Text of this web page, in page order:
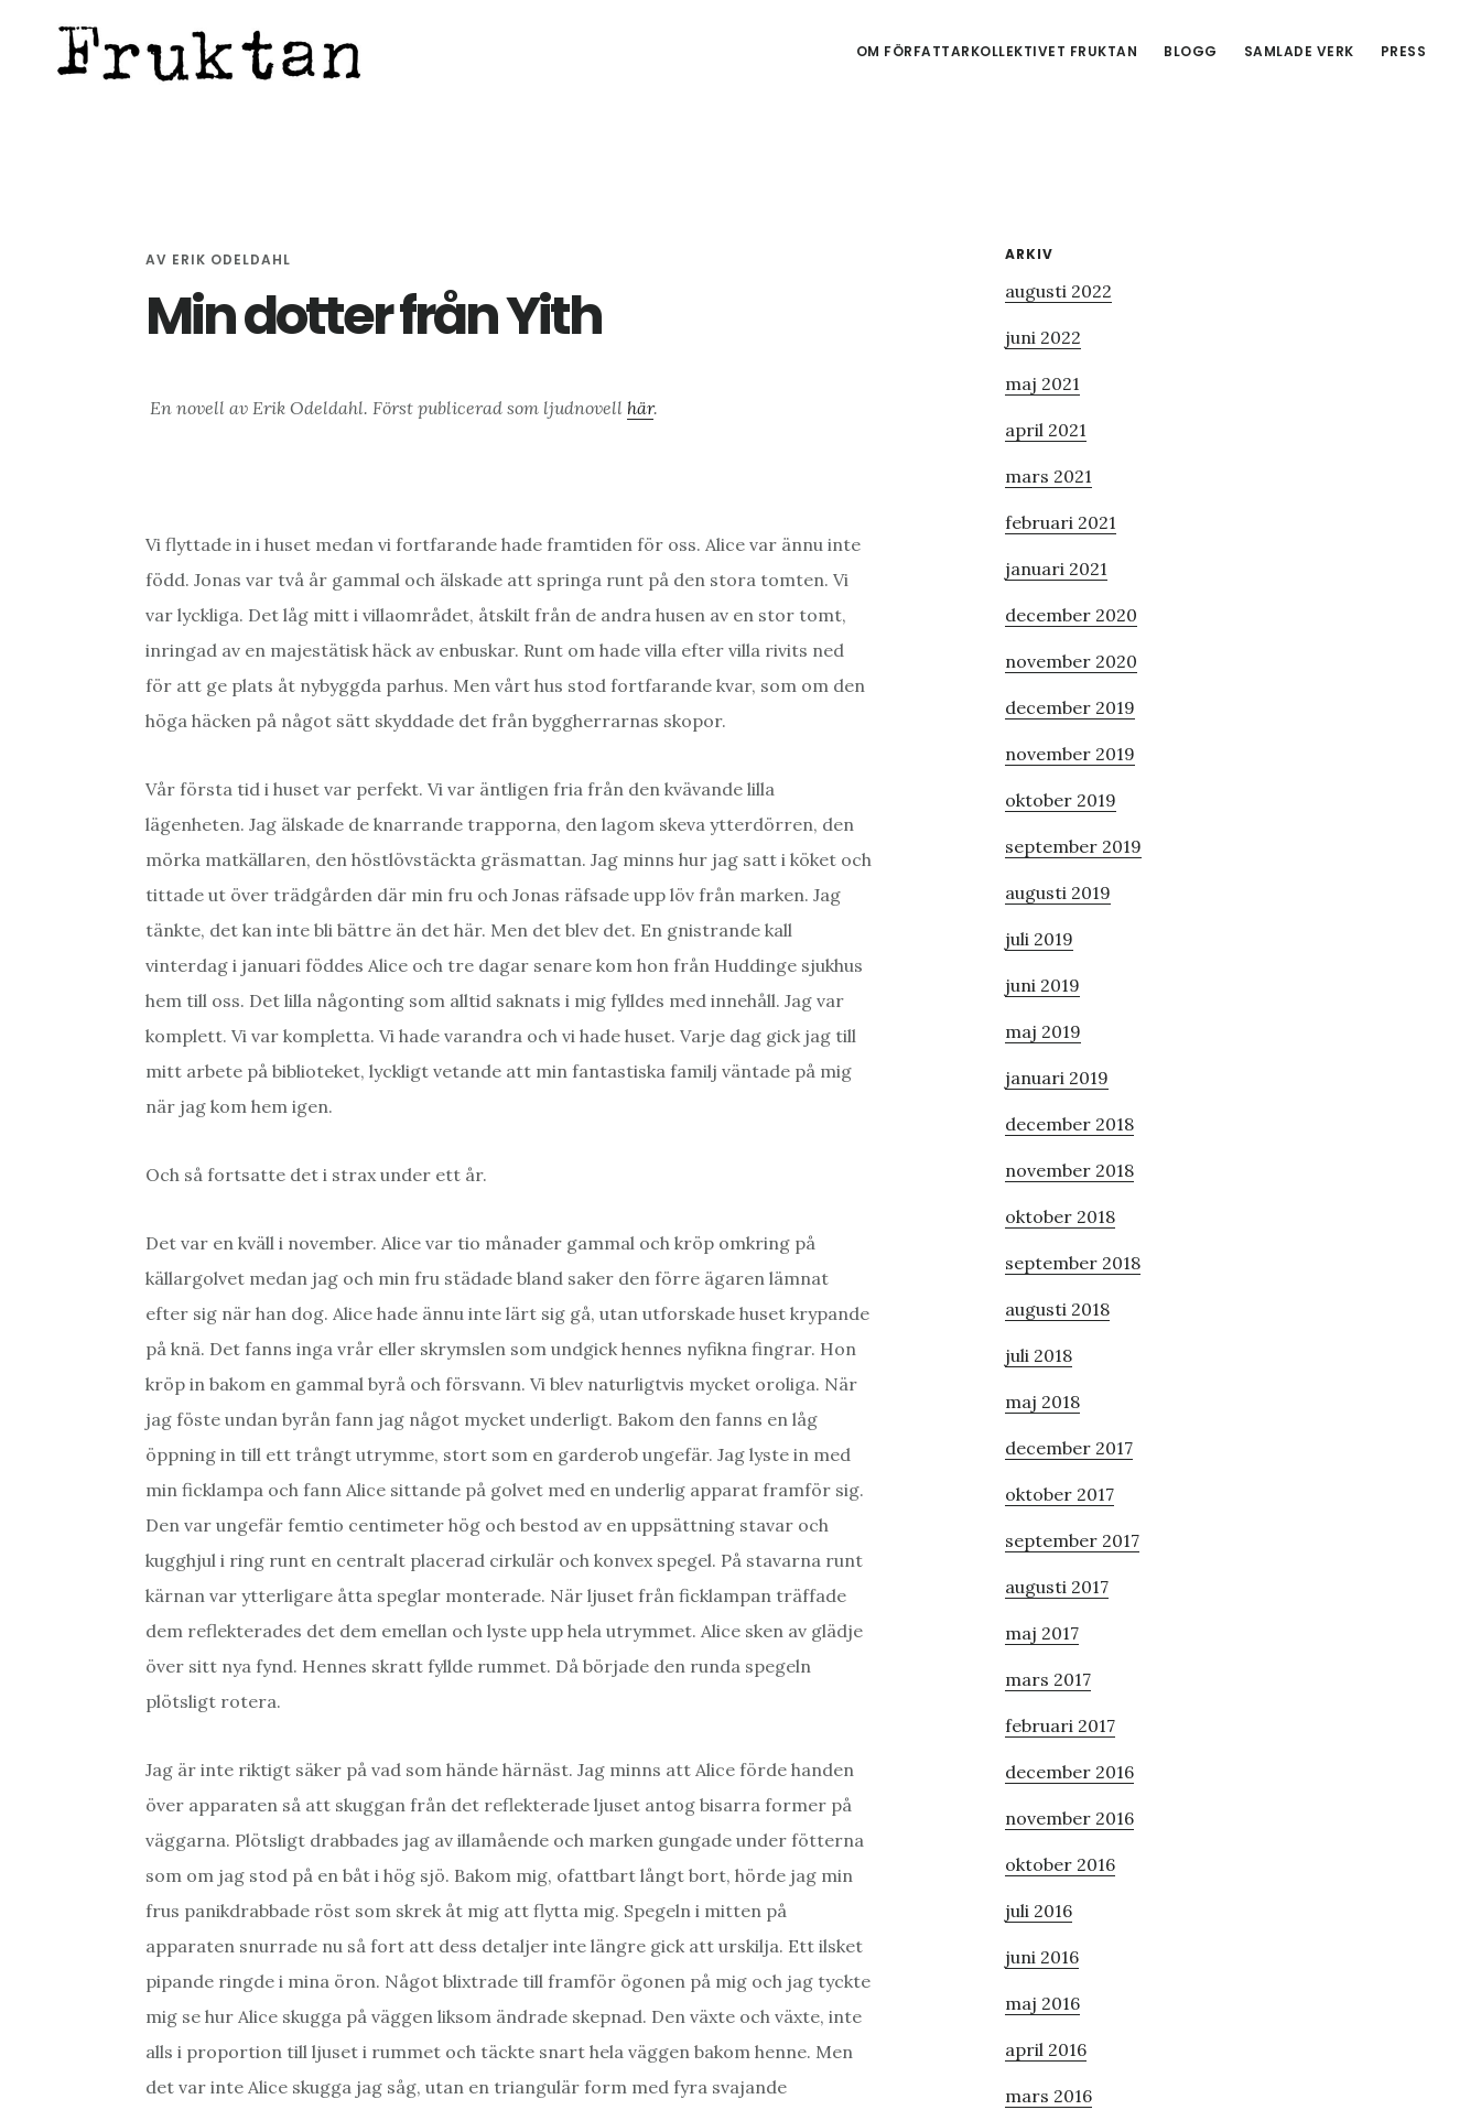
OM FÖRFATTARKOLLEKTIVET FRUKTAN BLOGG SAMLADE VERK PRESS
AV ERIK ODELDAHL
Min dotter från Yith
En novell av Erik Odeldahl. Först publicerad som ljudnovell här.
Vi flyttade in i huset medan vi fortfarande hade framtiden för oss. Alice var ännu inte
född. Jonas var två år gammal och älskade att springa runt på den stora tomten. Vi
var lyckliga. Det låg mitt i villaområdet, åtskilt från de andra husen av en stor tomt,
inringad av en majestätisk häck av enbuskar. Runt om hade villa efter villa rivits ned
för att ge plats åt nybyggda parhus. Men vårt hus stod fortfarande kvar, som om den
höga häcken på något sätt skyddade det från byggherrarnas skopor.
Vår första tid i huset var perfekt. Vi var äntligen fria från den kvävande lilla
lägenheten. Jag älskade de knarrande trapporna, den lagom skeva ytterdörren, den
mörka matkällaren, den höstlövstäckta gräsmattan. Jag minns hur jag satt i köket och
tittade ut över trädgården där min fru och Jonas räfsade upp löv från marken. Jag
tänkte, det kan inte bli bättre än det här. Men det blev det. En gnistrande kall
vinterdag i januari föddes Alice och tre dagar senare kom hon från Huddinge sjukhus
hem till oss. Det lilla någonting som alltid saknats i mig fylldes med innehåll. Jag var
komplett. Vi var kompletta. Vi hade varandra och vi hade huset. Varje dag gick jag till
mitt arbete på biblioteket, lyckligt vetande att min fantastiska familj väntade på mig
när jag kom hem igen.
Och så fortsatte det i strax under ett år.
Det var en kväll i november. Alice var tio månader gammal och kröp omkring på
källargolvet medan jag och min fru städade bland saker den förre ägaren lämnat
efter sig när han dog. Alice hade ännu inte lärt sig gå, utan utforskade huset krypande
på knä. Det fanns inga vrår eller skrymslen som undgick hennes nyfikna fingrar. Hon
kröp in bakom en gammal byrå och försvann. Vi blev naturligtvis mycket oroliga. När
jag föste undan byrån fann jag något mycket underligt. Bakom den fanns en låg
öppning in till ett trångt utrymme, stort som en garderob ungefär. Jag lyste in med
min ficklampa och fann Alice sittande på golvet med en underlig apparat framför sig.
Den var ungefär femtio centimeter hög och bestod av en uppsättning stavar och
kugghjul i ring runt en centralt placerad cirkulär och konvex spegel. På stavarna runt
kärnan var ytterligare åtta speglar monterade. När ljuset från ficklampan träffade
dem reflekterades det dem emellan och lyste upp hela utrymmet. Alice sken av glädje
över sitt nya fynd. Hennes skratt fyllde rummet. Då började den runda spegeln
plötsligt rotera.
Jag är inte riktigt säker på vad som hände härnäst. Jag minns att Alice förde handen
över apparaten så att skuggan från det reflekterade ljuset antog bisarra former på
väggarna. Plötsligt drabbades jag av illamående och marken gungade under fötterna
som om jag stod på en båt i hög sjö. Bakom mig, ofattbart långt bort, hörde jag min
frus panikdrabbade röst som skrek åt mig att flytta mig. Spegeln i mitten på
apparaten snurrade nu så fort att dess detaljer inte längre gick att urskilja. Ett ilsket
pipande ringde i mina öron. Något blixtrade till framför ögonen på mig och jag tyckte
mig se hur Alice skugga på väggen liksom ändrade skepnad. Den växte och växte, inte
alls i proportion till ljuset i rummet och täckte snart hela väggen bakom henne. Men
det var inte Alice skugga jag såg, utan en triangulär form med fyra svajande
Primärt
sidofält
ARKIV
augusti 2022
juni 2022
maj 2021
april 2021
mars 2021
februari 2021
januari 2021
december 2020
november 2020
december 2019
november 2019
oktober 2019
september 2019
augusti 2019
juli 2019
juni 2019
maj 2019
januari 2019
december 2018
november 2018
oktober 2018
september 2018
augusti 2018
juli 2018
maj 2018
december 2017
oktober 2017
september 2017
augusti 2017
maj 2017
mars 2017
februari 2017
december 2016
november 2016
oktober 2016
juli 2016
juni 2016
maj 2016
april 2016
mars 2016